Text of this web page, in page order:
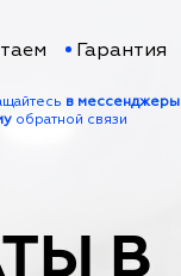
Гарантия
в мессенджеры
обратной связи
В